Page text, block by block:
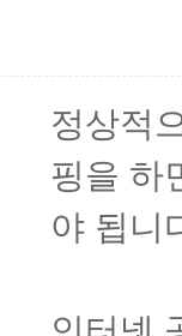
정상적
핑을 하
야 됩니